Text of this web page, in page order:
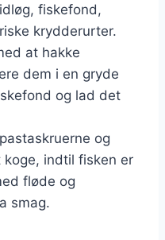
fiskefond,
krydderurter.
at hakke
dem i en gryde
og lad det
og
indtil fisken er
fløde og
smag.